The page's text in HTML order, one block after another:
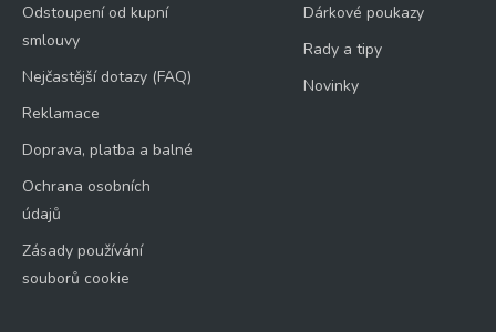
Odstoupení od kupní
smlouvy
Nejčastější dotazy (FAQ)
Reklamace
Doprava, platba a balné
Ochrana osobních
údajů
Zásady používání
souborů cookie
Dárkové poukazy
Rady a tipy
Novinky